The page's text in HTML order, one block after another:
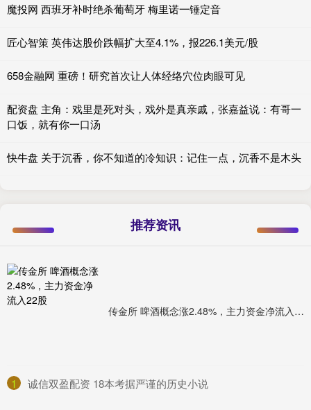
魔投网 西班牙补时绝杀葡萄牙 梅里诺一锤定音
匠心智策 英伟达股价跌幅扩大至4.1%，报226.1美元/股
658金融网 重磅！研究首次让人体经络穴位肉眼可见
配资盘 主角：戏里是死对头，戏外是真亲戚，张嘉益说：有哥一
口饭，就有你一口汤
快牛盘 关于沉香，你不知道的冷知识：记住一点，沉香不是木头
推荐资讯
传金所 啤酒概念涨2.48%，主力资金净流入22股
1 ​诚信双盈配资 18本考据严谨的历史小说